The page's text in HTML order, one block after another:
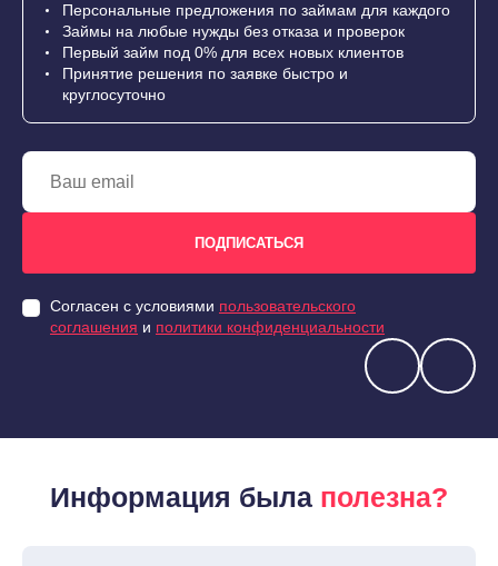
Персональные предложения по займам для каждого
Займы на любые нужды без отказа и проверок
Первый займ под 0% для всех новых клиентов
Принятие решения по заявке быстро и
круглосуточно
Согласен с условиями пользовательского
соглашения и политики конфиденциальности
Информация была полезна?